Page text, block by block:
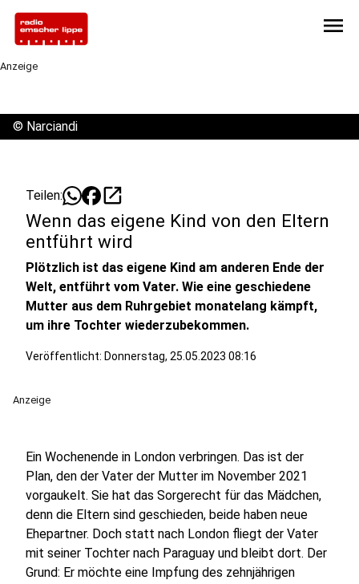
menu
Anzeige
© Narciandi
Teilen: open_in_new
Wenn das eigene Kind von den Eltern
entführt wird
Plötzlich ist das eigene Kind am anderen Ende der
Welt, entführt vom Vater. Wie eine geschiedene
Mutter aus dem Ruhrgebiet monatelang kämpft,
um ihre Tochter wiederzubekommen.
Veröffentlicht: Donnerstag, 25.05.2023 08:16
Anzeige
Ein Wochenende in London verbringen. Das ist der
Plan, den der Vater der Mutter im November 2021
vorgaukelt. Sie hat das Sorgerecht für das Mädchen,
denn die Eltern sind geschieden, beide haben neue
Ehepartner. Doch statt nach London fliegt der Vater
mit seiner Tochter nach Paraguay und bleibt dort. Der
Grund: Er möchte eine Impfung des zehnjährigen